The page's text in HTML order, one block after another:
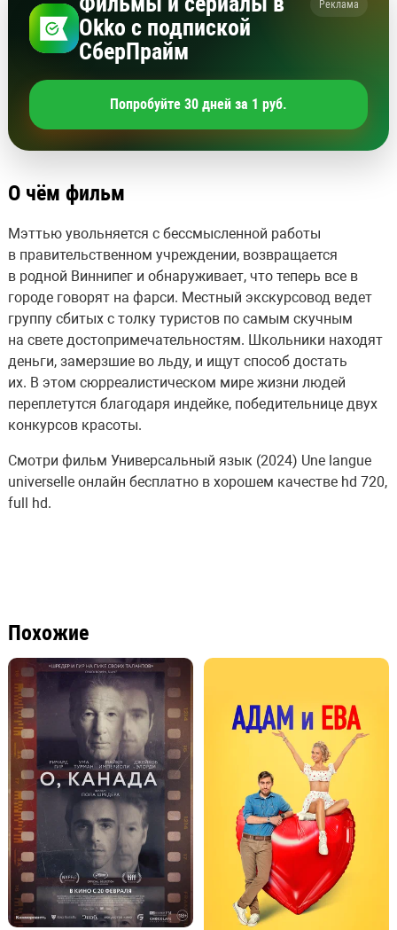
Okko с подпиской
СберПрайм
Реклама
Попробуйте 30 дней за 1 руб.
О чём фильм
Мэттью увольняется с бессмысленной работы
в правительственном учреждении, возвращается
в родной Виннипег и обнаруживает, что теперь все в
городе говорят на фарси. Местный экскурсовод ведет
группу сбитых с толку туристов по самым скучным
на свете достопримечательностям. Школьники находят
деньги, замерзшие во льду, и ищут способ достать
их. В этом сюрреалистическом мире жизни людей
переплетутся благодаря индейке, победительнице двух
конкурсов красоты.
Смотри фильм Универсальный язык (2024) Une langue
universelle онлайн бесплатно в хорошем качестве hd 720,
full hd.
Похожие